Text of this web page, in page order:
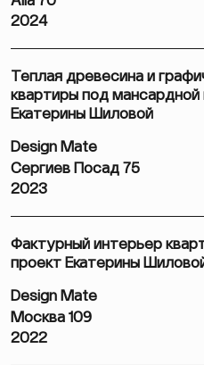
2024
Теплая древесина и
квартиры под
Екатерины Шиловой
Design Mate
Сергиев Посад 75
2023
Фактурный интерьер
проект Екатерины
Design Mate
Москва 109
2022